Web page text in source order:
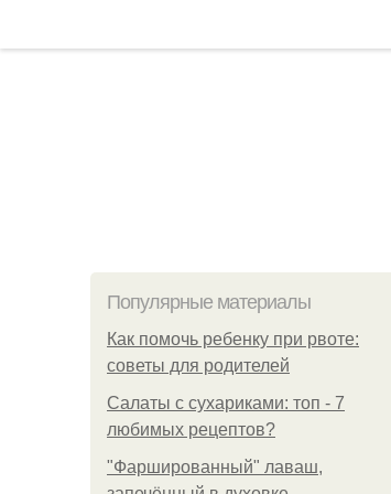
Популярные материалы
Как помочь ребенку при рвоте:
советы для родителей
Салаты с сухариками: топ - 7
любимых рецептов?
"Фаршированный" лаваш,